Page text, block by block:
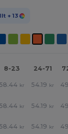
+ 13
8-23 24-71
58.44 kr 54.19 kr
58.44 kr 54.19 kr
58.44 kr 54.19 kr